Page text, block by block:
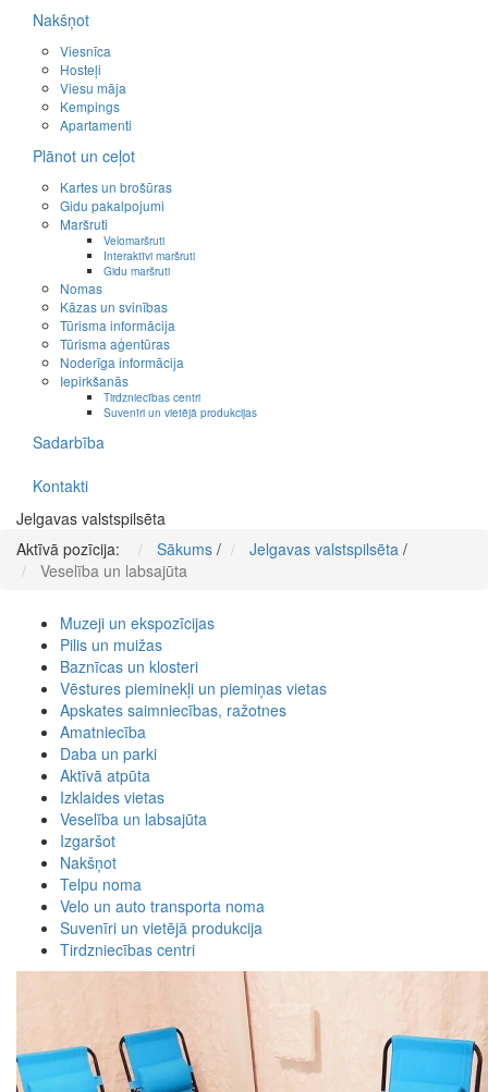
Nakšņot
Viesnīca
Hosteļi
Viesu māja
Kempings
Apartamenti
Plānot un ceļot
Kartes un brošūras
Gidu pakalpojumi
Maršruti
Velomaršruti
Interaktīvi maršruti
Gidu maršruti
Nomas
Kāzas un svinības
Tūrisma informācija
Tūrisma aģentūras
Noderīga informācija
Iepirkšanās
Tirdzniecības centri
Suvenīri un vietējā produkcijas
Sadarbība
Kontakti
Jelgavas valstspilsēta
Aktīvā pozīcija:
Sākums / Jelgavas valstspilsēta /
Veselība un labsajūta
Muzeji un ekspozīcijas
Pilis un muižas
Baznīcas un klosteri
Vēstures pieminekļi un piemiņas vietas
Apskates saimniecības, ražotnes
Amatniecība
Daba un parki
Aktīvā atpūta
Izklaides vietas
Veselība un labsajūta
Izgaršot
Nakšņot
Telpu noma
Velo un auto transporta noma
Suvenīri un vietējā produkcija
Tirdzniecības centri